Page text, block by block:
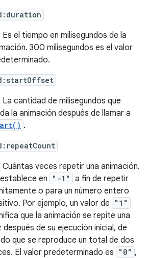
Es el tiempo en milisegundos de la
300 milisegundos es el valor
La cantidad de milisegundos que
la animación después de llamar a
.
Cuántas veces repetir una animación.
en
"-1"
a fin de repetir
o para un número entero
Por ejemplo, un valor de
"1"
que la animación se repite una
después de su ejecución inicial, de
que se reproduce un total de dos
El valor predeterminado es
"0" ,